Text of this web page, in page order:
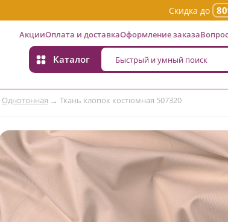
Скидка до
АкцииОплата и доставкаОформление заказа
Каталог
Однотонная → Ткань хлопок костюмная 507320